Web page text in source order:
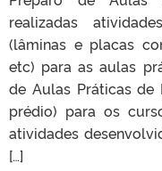
realizadas
(lâminas e placas
etc) para as aulas
de Aulas Práticas de
prédio) para os
atividades
[…]